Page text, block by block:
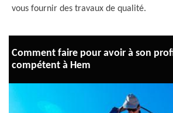
vous fournir des travaux de qualité.
Comment faire pour avoir à son
compétent à Hem